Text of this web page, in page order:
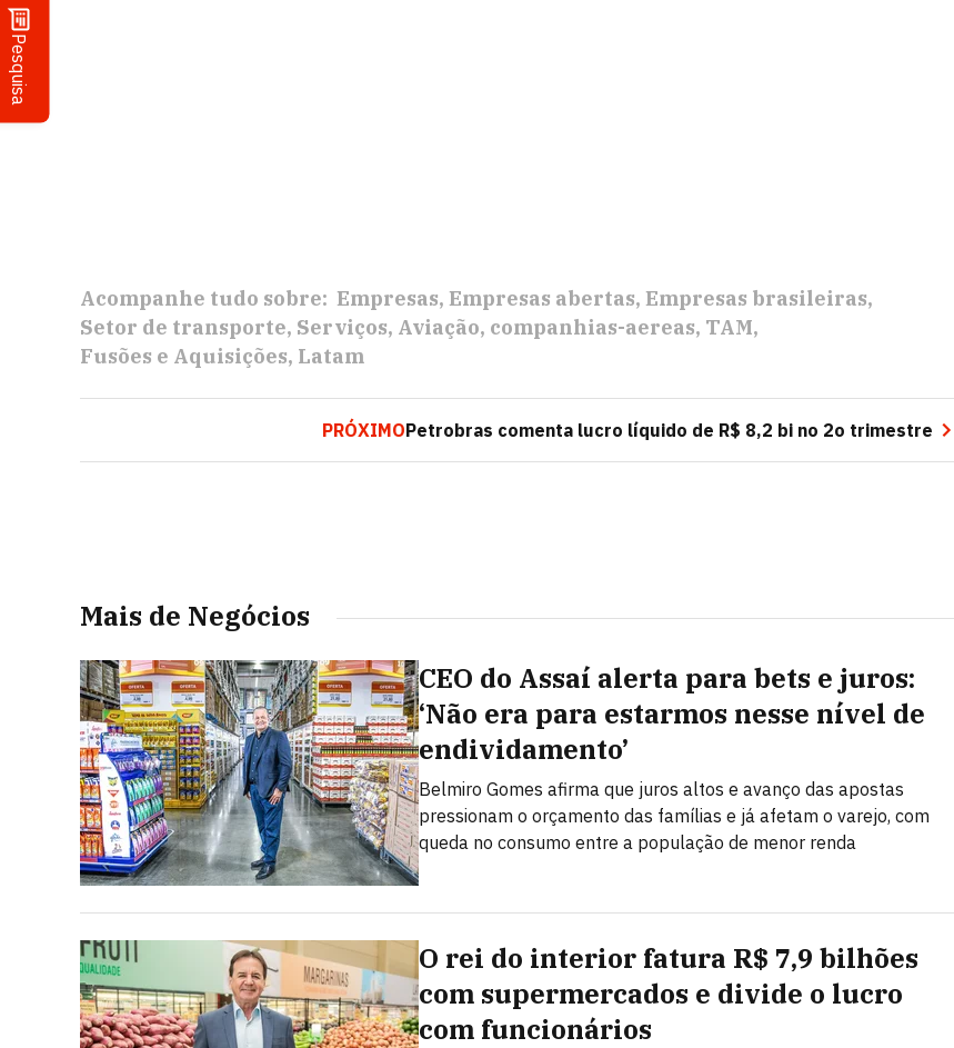
Pesquisa
Acompanhe tudo sobre: Empresas Empresas abertas Empresas brasileiras
Setor de transporte Serviços Aviação companhias-aereas TAM
Fusões e Aquisições Latam
PRÓXIMOPetrobras comenta lucro líquido de R$ 8,2 bi no 2o trimestre
Mais de Negócios
CEO do Assaí alerta para bets e juros:
‘Não era para estarmos nesse nível de
endividamento’
Belmiro Gomes afirma que juros altos e avanço das apostas
pressionam o orçamento das famílias e já afetam o varejo, com
queda no consumo entre a população de menor renda
O rei do interior fatura R$ 7,9 bilhões
com supermercados e divide o lucro
com funcionários